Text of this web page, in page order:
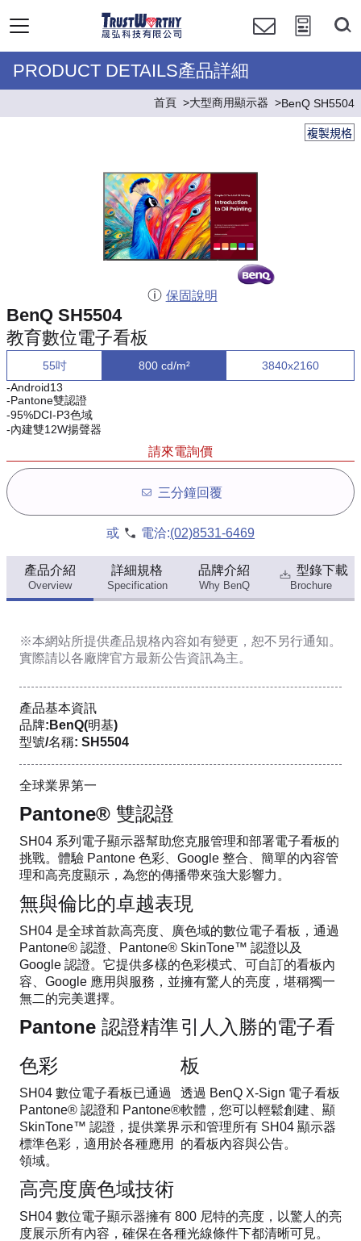
PRODUCT DETAILS產品詳細
首頁 大型商用顯示器 BenQ SH5504
複製規格
保固說明
BenQ SH5504
教育數位電子看板
55吋 800 cd/m²
3840x2160
-Android13
-Pantone雙認證
-95%DCI-P3色域
-內建雙12W揚聲器
請來電詢價
三分鐘回覆
或 電洽:(02)8531-6469
產品介紹
Overview
詳細規格
Specification
品牌介紹
Why BenQ
型錄下載
Brochure
※本網站所提供產品規格內容如有變更，恕不另行通知。
實際請以各廠牌官方最新公告資訊為主。
產品基本資訊
品牌:BenQ(明基)
型號/名稱: SH5504
全球業界第一
Pantone® 雙認證
SH04 系列電子顯示器幫助您克服管理和部署電子看板的
挑戰。體驗 Pantone 色彩、Google 整合、簡單的內容管
理和高亮度顯示，為您的傳播帶來強大影響力。
無與倫比的卓越表現
SH04 是全球首款高亮度、廣色域的數位電子看板，通過
Pantone® 認證、Pantone® SkinTone™ 認證以及
Google 認證。它提供多樣的色彩模式、可自訂的看板內
容、Google 應用與服務，並擁有驚人的亮度，堪稱獨一
無二的完美選擇。
Pantone 認證精準
色彩
SH04 數位電子看板已通過
Pantone® 認證和 Pantone®
SkinTone™ 認證，提供業界
標準色彩，適用於各種應用
領域。
引人入勝的電子看
板
透過 BenQ X-Sign 電子看板
軟體，您可以輕鬆創建、顯
示和管理所有 SH04 顯示器
的看板內容與公告。
高亮度廣色域技術
SH04 數位電子顯示器擁有 800 尼特的亮度，以驚人的亮
度展示所有內容，確保在各種光線條件下都清晰可見。